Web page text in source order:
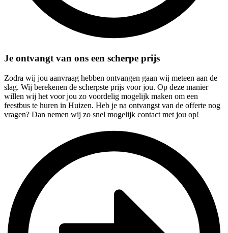
Je ontvangt van ons een scherpe prijs
Zodra wij jou aanvraag hebben ontvangen gaan wij meteen aan de
slag. Wij berekenen de scherpste prijs voor jou. Op deze manier
willen wij het voor jou zo voordelig mogelijk maken om een
feestbus te huren in Huizen. Heb je na ontvangst van de offerte nog
vragen? Dan nemen wij zo snel mogelijk contact met jou op!